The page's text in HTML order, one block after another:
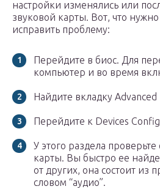
настройки изменялись или
звуковой карты. Вот, что нужно
исправить проблему:
Перейдите в биос. Для
компьютер и во время
Найдите вкладку
Перейдите к Devices
У этого раздела
карты. Вы быстро ее
от других, она состоит из
словом “аудио”.